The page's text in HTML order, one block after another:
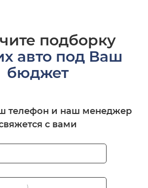
подборку
авто под Ваш
бюджет
телефон и наш менеджер
с вами